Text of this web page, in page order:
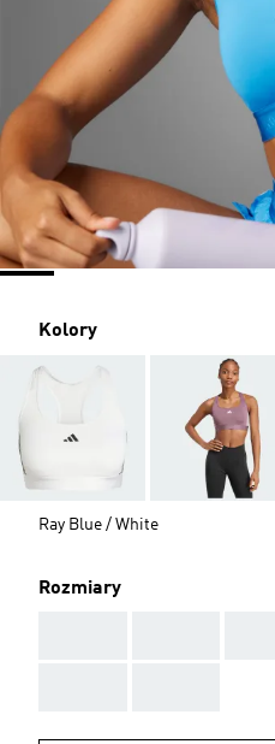
Kolory
Ray Blue / White
Rozmiary